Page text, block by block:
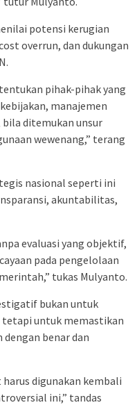
potensi kerugian
overrun, dan dukungan
pihak-pihak yang
manajemen
bila ditemukan unsur
wewenang,” terang
nasional seperti ini
akuntabilitas,
evaluasi yang objektif,
pada pengelolaan
tukas Mulyanto.
bukan untuk
untuk memastikan
benar dan
digunakan kembali
ini,” tandas